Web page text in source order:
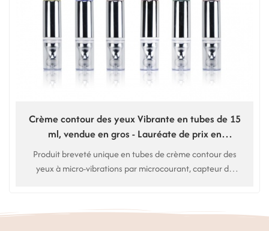
Crème contour des yeux Vibrante en tubes de 15
ml, vendue en gros - Lauréate de prix en
Amérique du Nord
Produit breveté unique en tubes de crème contour des
yeux à micro-vibrations par microcourant, capteur de
personnalisé OEM.